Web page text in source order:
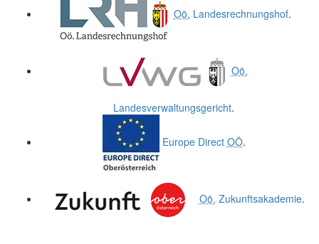
Oö. Landesrechnungshof.
Oö.
Landesverwaltungsgericht.
Europe Direct OÖ.
Oö. Zukunftsakademie.